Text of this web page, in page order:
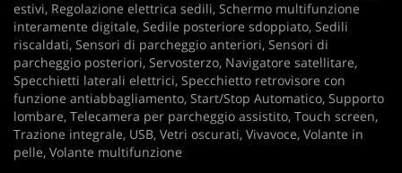
estivi, Regolazione elettrica sedili, Schermo multifunzione
interamente digitale, Sedile posteriore sdoppiato, Sedili
riscaldati, Sensori di parcheggio anteriori, Sensori di
parcheggio posteriori, Servosterzo, Navigatore satellitare,
Specchietti laterali elettrici, Specchietto retrovisore con
funzione antiabbagliamento, Start/Stop Automatico, Supporto
lombare, Telecamera per parcheggio assistito, Touch screen,
Trazione integrale, USB, Vetri oscurati, Vivavoce, Volante in
pelle, Volante multifunzione